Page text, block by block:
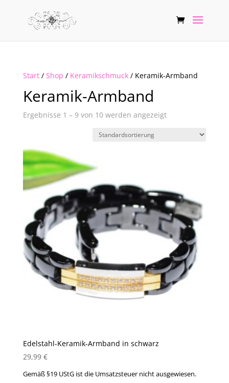
Start/ Shop / Keramikschmuck/ Keramik-Armband
Keramik-Armband
Ergebnisse 1 – 9 von 10 werden angezeigt
Edelstahl-Keramik-Armband in schwarz
29,99 €
Gemäß §19 UStG ist die Umsatzsteuer nicht ausgewiesen.